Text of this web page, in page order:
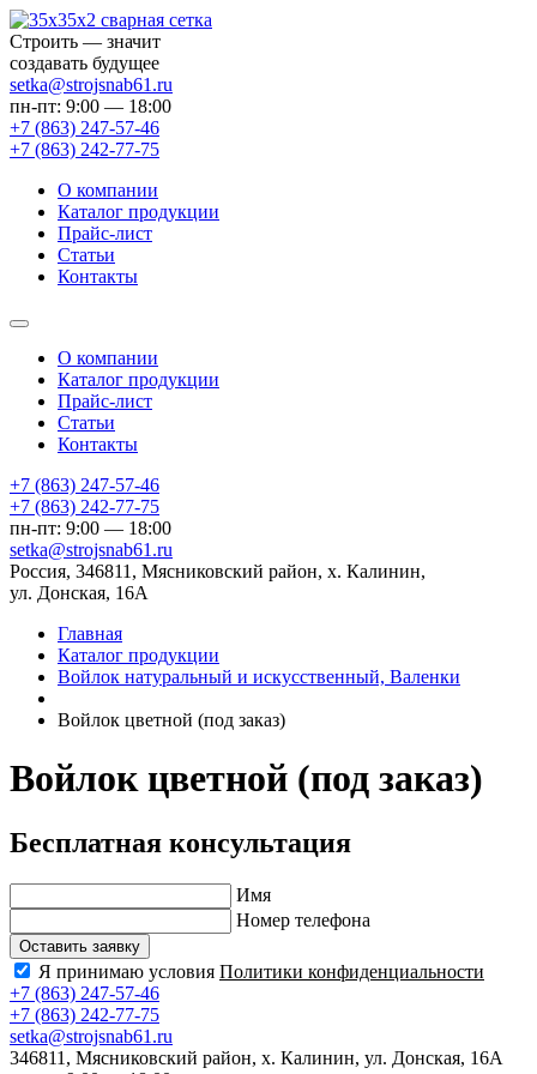
Строить — значит
создавать будущее
setka@strojsnab61.ru
пн-пт: 9:00 — 18:00
+7 (863) 247-57-46
+7 (863) 242-77-75
О компании
Каталог продукции
Прайс-лист
Статьи
Контакты
О компании
Каталог продукции
Прайс-лист
Статьи
Контакты
+7 (863) 247-57-46
+7 (863) 242-77-75
пн-пт: 9:00 — 18:00
setka@strojsnab61.ru
Россия, 346811, Мясниковский район, х. Калинин,
ул. Донская, 16А
Главная
Каталог продукции
Войлок натуральный и искусственный, Валенки
Войлок цветной (под заказ)
Войлок цветной (под заказ)
Бесплатная консультация
Имя
Номер телефона
Оставить заявку
Я принимаю условия Политики конфиденциальности
+7 (863) 247-57-46
+7 (863) 242-77-75
setka@strojsnab61.ru
346811, Мясниковский район, х. Калинин, ул. Донская, 16А